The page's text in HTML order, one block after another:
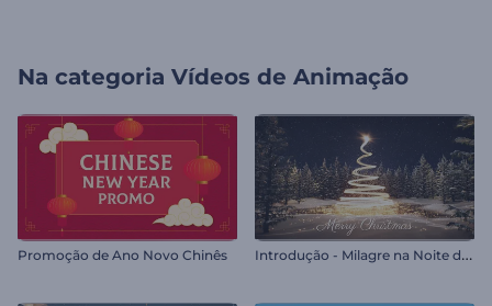
Na categoria Vídeos de Animação
Promoção de Ano Novo Chinês I
ntrodução - Milagre na Noite de Natal